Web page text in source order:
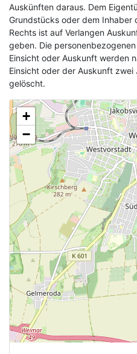
Auskünften daraus. Dem
Grundstücks oder dem Inhaber
Rechts ist auf Verlangen
geben. Die
Einsicht oder Auskunft werden
Einsicht oder der Auskunft
gelöscht.
+
−